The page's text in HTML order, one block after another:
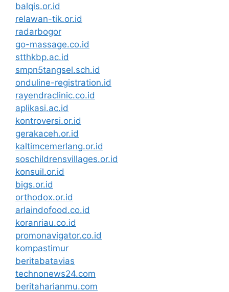
balqis.or.id
relawan-tik.or.id
radarbogor
go-massage.co.id
stthkbp.ac.id
smpn5tangsel.sch.id
onduline-registration.id
rayendraclinic.co.id
aplikasi.ac.id
kontroversi.or.id
gerakaceh.or.id
kaltimcemerlang.or.id
soschildrensvillages.or.id
konsuil.or.id
bigs.or.id
orthodox.or.id
arlaindofood.co.id
koranriau.co.id
promonavigator.co.id
kompastimur
beritabatavias
technonews24.com
beritaharianmu.com